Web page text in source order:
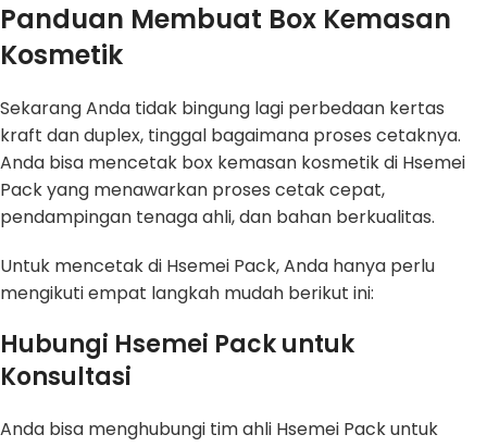
Panduan Membuat Box Kemasan
Kosmetik
Sekarang Anda tidak bingung lagi perbedaan kertas
kraft dan duplex, tinggal bagaimana proses cetaknya.
Anda bisa mencetak box kemasan kosmetik di Hsemei
Pack yang menawarkan proses cetak cepat,
pendampingan tenaga ahli, dan bahan berkualitas.
Untuk mencetak di Hsemei Pack, Anda hanya perlu
mengikuti empat langkah mudah berikut ini:
Hubungi Hsemei Pack untuk
Konsultasi
Anda bisa menghubungi tim ahli Hsemei Pack untuk